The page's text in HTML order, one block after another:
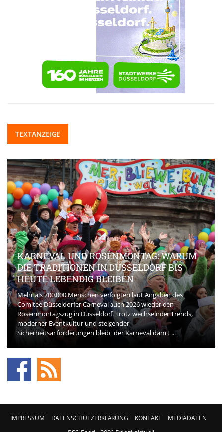
TEXTANZEIGE
KARNEVAL UND ROSENMONTAG: WARUM
DIE TRADITIONEN IN DÜSSELDORF BIS
HEUTE LEBENDIG BLEIBEN
Mehr als 700.000 Menschen verfolgten laut Angaben des
Comitee Düsseldorfer Carneval auch 2026 wieder den
Rosenmontagszug in Düsseldorf. Trotz wechselnder Trends,
moderner Eventkultur und steigender
Sicherheitsanforderungen bleibt der Karneval damit ...
IMPRESSUM DATENSCHUTZERKLÄRUNG KONTAKT MEDIADATEN